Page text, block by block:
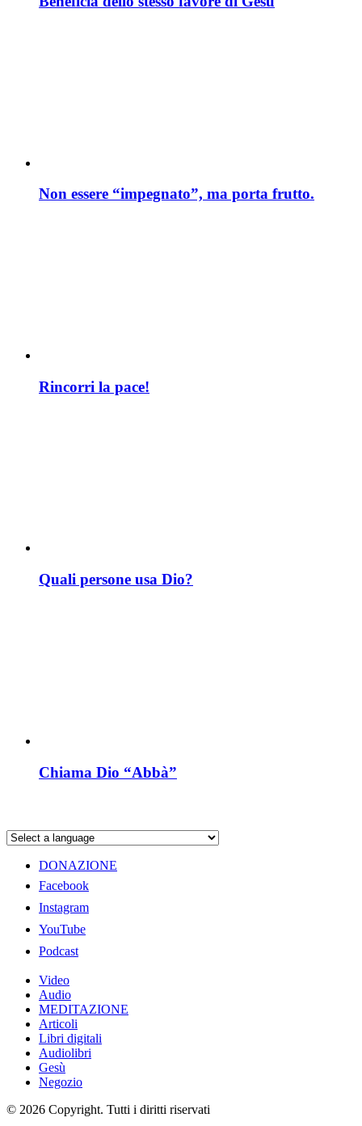
Non essere “impegnato”, ma porta frutto.
Rincorri la pace!
Quali persone usa Dio?
Chiama Dio “Abbà”
DONAZIONE
Facebook
Instagram
YouTube
Podcast
Video
Audio
MEDITAZIONE
Articoli
Libri digitali
Audiolibri
Gesù
Negozio
© 2026 Copyright. Tutti i diritti riservati